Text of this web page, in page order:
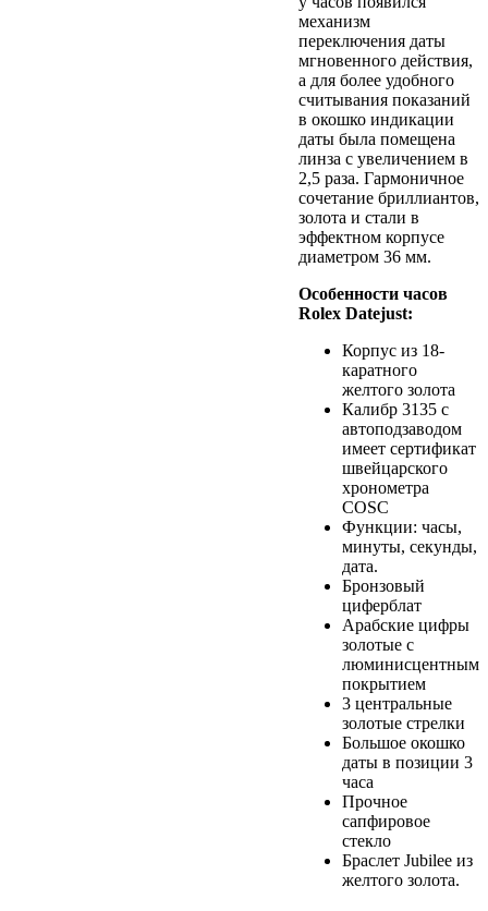
механизм
переключения даты
мгновенного действия,
а для более удобного
считывания показаний
в окошко индикации
даты была помещена
линза с увеличением в
2,5 раза. Гармоничное
сочетание бриллиантов,
золота и стали в
эффектном корпусе
диаметром 36 мм.
Особенности часов
Rolex Datejust:
Корпус из 18-
каратного
желтого золота
Калибр 3135 с
автоподзаводом
имеет сертификат
швейцарского
хронометра
COSC
Функции: часы,
минуты, секунды,
дата.
Бронзовый
циферблат
Арабские цифры
золотые с
люминисцентным
покрытием
3 центральные
золотые стрелки
Большое окошко
даты в позиции 3
часа
Прочное
сапфировое
стекло
Браслет Jubilee из
желтого золота.